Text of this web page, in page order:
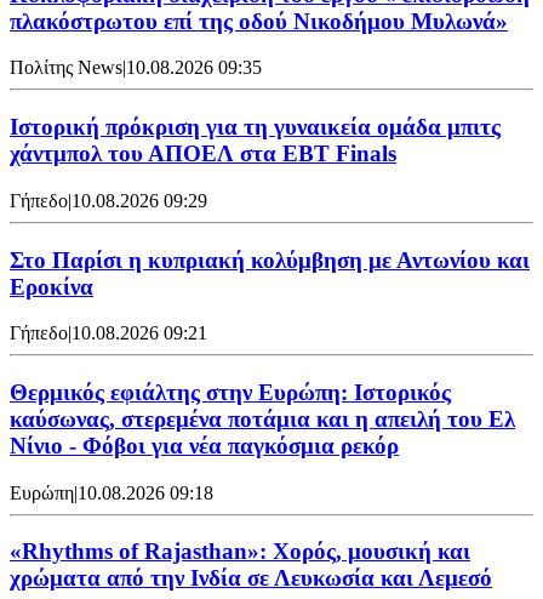
πλακόστρωτου επί της οδού Νικοδήμου Μυλωνά»
Πολίτης News|10.08.2026 09:35
Ιστορική πρόκριση για τη γυναικεία ομάδα μπιτς
χάντμπολ του ΑΠΟΕΛ στα EBT Finals
Γήπεδο|10.08.2026 09:29
Στο Παρίσι η κυπριακή κολύμβηση με Αντωνίου και
Εροκίνα
Γήπεδο|10.08.2026 09:21
Θερμικός εφιάλτης στην Ευρώπη: Ιστορικός
καύσωνας, στερεμένα ποτάμια και η απειλή του Ελ
Νίνιο - Φόβοι για νέα παγκόσμια ρεκόρ
Ευρώπη|10.08.2026 09:18
«Rhythms of Rajasthan»: Χορός, μουσική και
χρώματα από την Ινδία σε Λευκωσία και Λεμεσό